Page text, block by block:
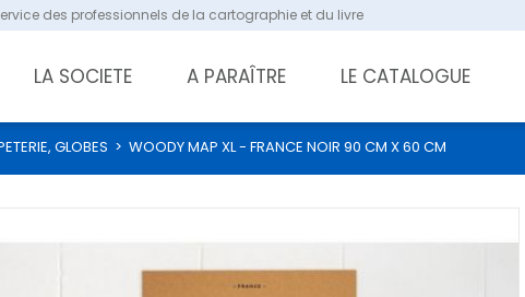
service des professionnels de la cartographie et du livre
LA SOCIETE A PARAÎTRE LE CATALOGUE
GLOBES > WOODY MAP XL - FRANCE NOIR 90 CM X 60 CM